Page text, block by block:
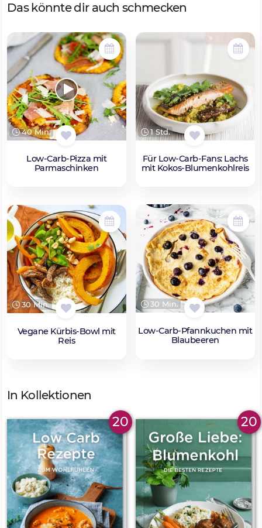
Das könnte dir auch schmecken
40 Min.
Low-Carb-Pizza mit
Parmaschinken
1 Std.
Für Low-Carb-Fans: Lachs
mit Kokos-Blumenkohlreis
30 Min.
Vegane Kürbis-Bowl mit
Reis
30 Min.
Low-Carb-Pfannkuchen mit
Blaubeeren
In Kollektionen
20 20